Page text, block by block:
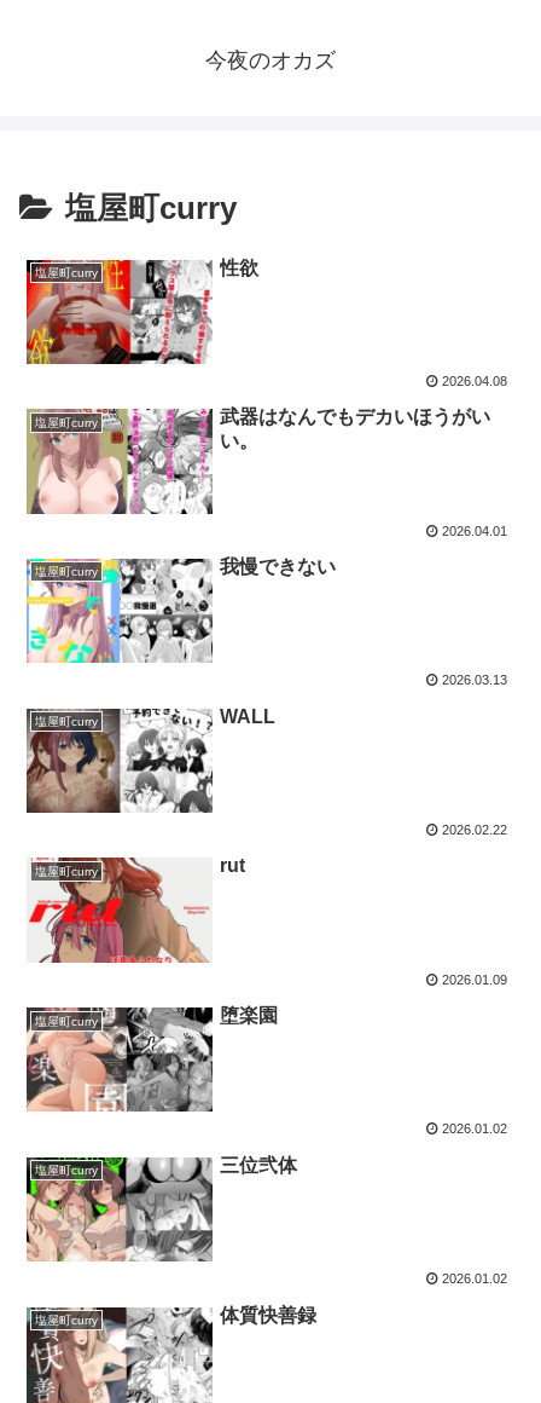
今夜のオカズ
塩屋町curry
塩屋町curry 性欲
2026.04.08
塩屋町curry
武器はなんでもデカいほうがい
い。
2026.04.01
塩屋町curry 我慢できない
2026.03.13
塩屋町curry WALL
2026.02.22
塩屋町curry rut
2026.01.09
塩屋町curry 堕楽園
2026.01.02
塩屋町curry 三位弐体
2026.01.02
塩屋町curry 体質快善録